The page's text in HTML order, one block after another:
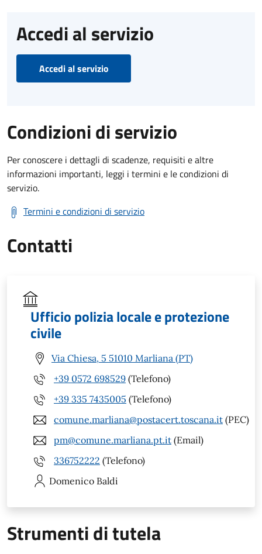
Accedi al servizio
Accedi al servizio
Condizioni di servizio
Per conoscere i dettagli di scadenze, requisiti e altre
informazioni importanti, leggi i termini e le condizioni di
servizio.
Termini e condizioni di servizio
Contatti
Ufficio polizia locale e protezione
civile
Via Chiesa, 5 51010 Marliana (PT)
+39 0572 698529 (Telefono)
+39 335 7435005 (Telefono)
comune.marliana@postacert.toscana.it (PEC)
pm@comune.marliana.pt.it (Email)
336752222 (Telefono)
Domenico Baldi
Strumenti di tutela